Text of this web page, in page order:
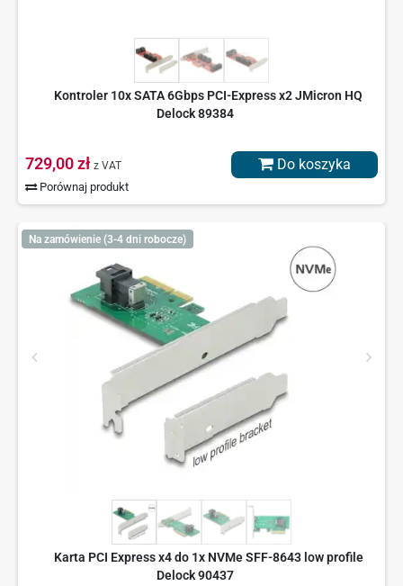
Kontroler 10x SATA 6Gbps PCI-Express x2 JMicron HQ
Delock 89384
729,00 zł z VAT
Porównaj produkt
Do koszyka
Na zamówienie (3-4 dni robocze)
Karta PCI Express x4 do 1x NVMe SFF-8643 low profile
Delock 90437